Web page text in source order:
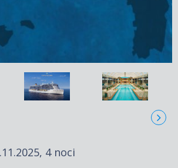
4 noci